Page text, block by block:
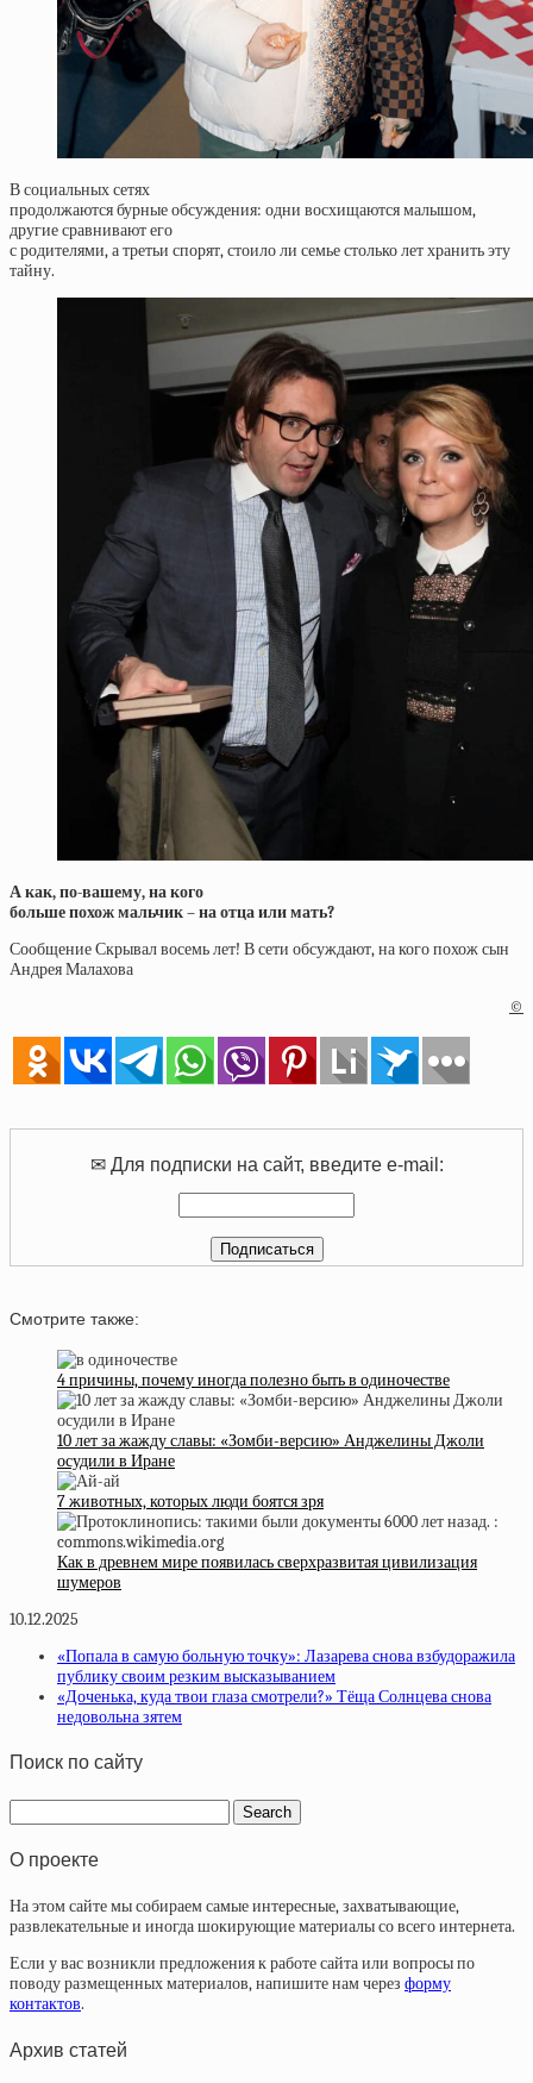
В социальных сетях
продолжаются бурные обсуждения: одни восхищаются малышом,
другие сравнивают его
с родителями, а третьи спорят, стоило ли семье столько лет хранить эту
тайну.
А как, по-вашему, на кого
больше похож мальчик – на отца или мать?
Сообщение Скрывал восемь лет! В сети обсуждают, на кого похож сын
Андрея Малахова
©
✉ Для подписки на сайт, введите e-mail:
Смотрите также:
4 причины, почему иногда полезно быть в одиночестве
10 лет за жажду славы: «Зомби-версию» Анджелины Джоли
осудили в Иране
7 животных, которых люди боятся зря
Как в древнем мире появилась сверхразвитая цивилизация
шумеров
10.12.2025
«Попала в самую больную точку»: Лазарева снова взбудоражила
публику своим резким высказыванием
«Доченька, куда твои глаза смотрели?» Тёща Солнцева снова
недовольна зятем
Поиск по сайту
О проекте
На этом сайте мы собираем самые интересные, захватывающие,
развлекательные и иногда шокирующие материалы со всего интернета.
Если у вас возникли предложения к работе сайта или вопросы по
поводу размещенных материалов, напишите нам через форму
контактов.
Архив статей